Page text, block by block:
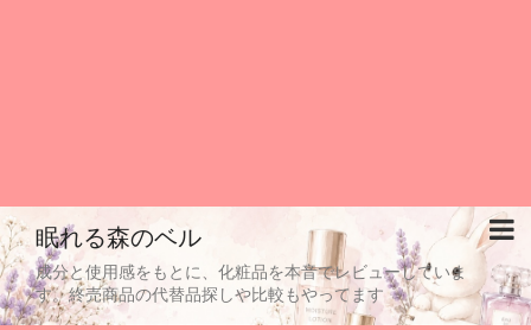
眠れる森のベル
成分と使用感をもとに、化粧品を本音でレビューしていま
す。終売商品の代替品探しや比較もやってます